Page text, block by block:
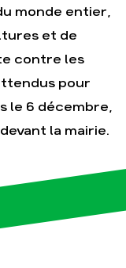
thématiques
monde entier,
et de
contre les
pour
le 6 décembre,
la mairie.